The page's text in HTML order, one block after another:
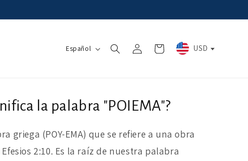
m
Español
sesión
Carrito USD
la palabra "POIEMA"?
griega (POY-EMA) que se refiere a una obra
2:10. Es la raíz de nuestra palabra